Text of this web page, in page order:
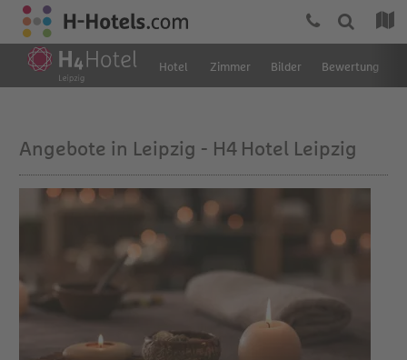
Hotel Zimmer Bilder Bewertung
Angebote in Leipzig - H4 Hotel Leipzig